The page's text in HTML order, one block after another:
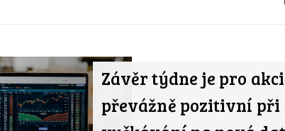
Závěr týdne je pro
převážně pozitivní při